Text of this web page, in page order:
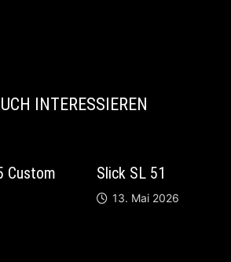
INTERESSIEREN
Custom
Slick SL 51
13. Mai 2026